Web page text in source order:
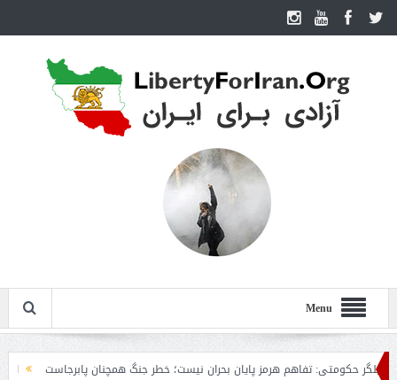
Menu
تفاهم هرمز پایان بحران نیست؛ خطر جنگ همچنان پابرجاست ایران؛